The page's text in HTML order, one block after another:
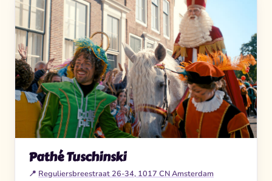
Pathé Tuschinski
📍 Reguliersbreestraat 26-34, 1017 CN Amsterdam